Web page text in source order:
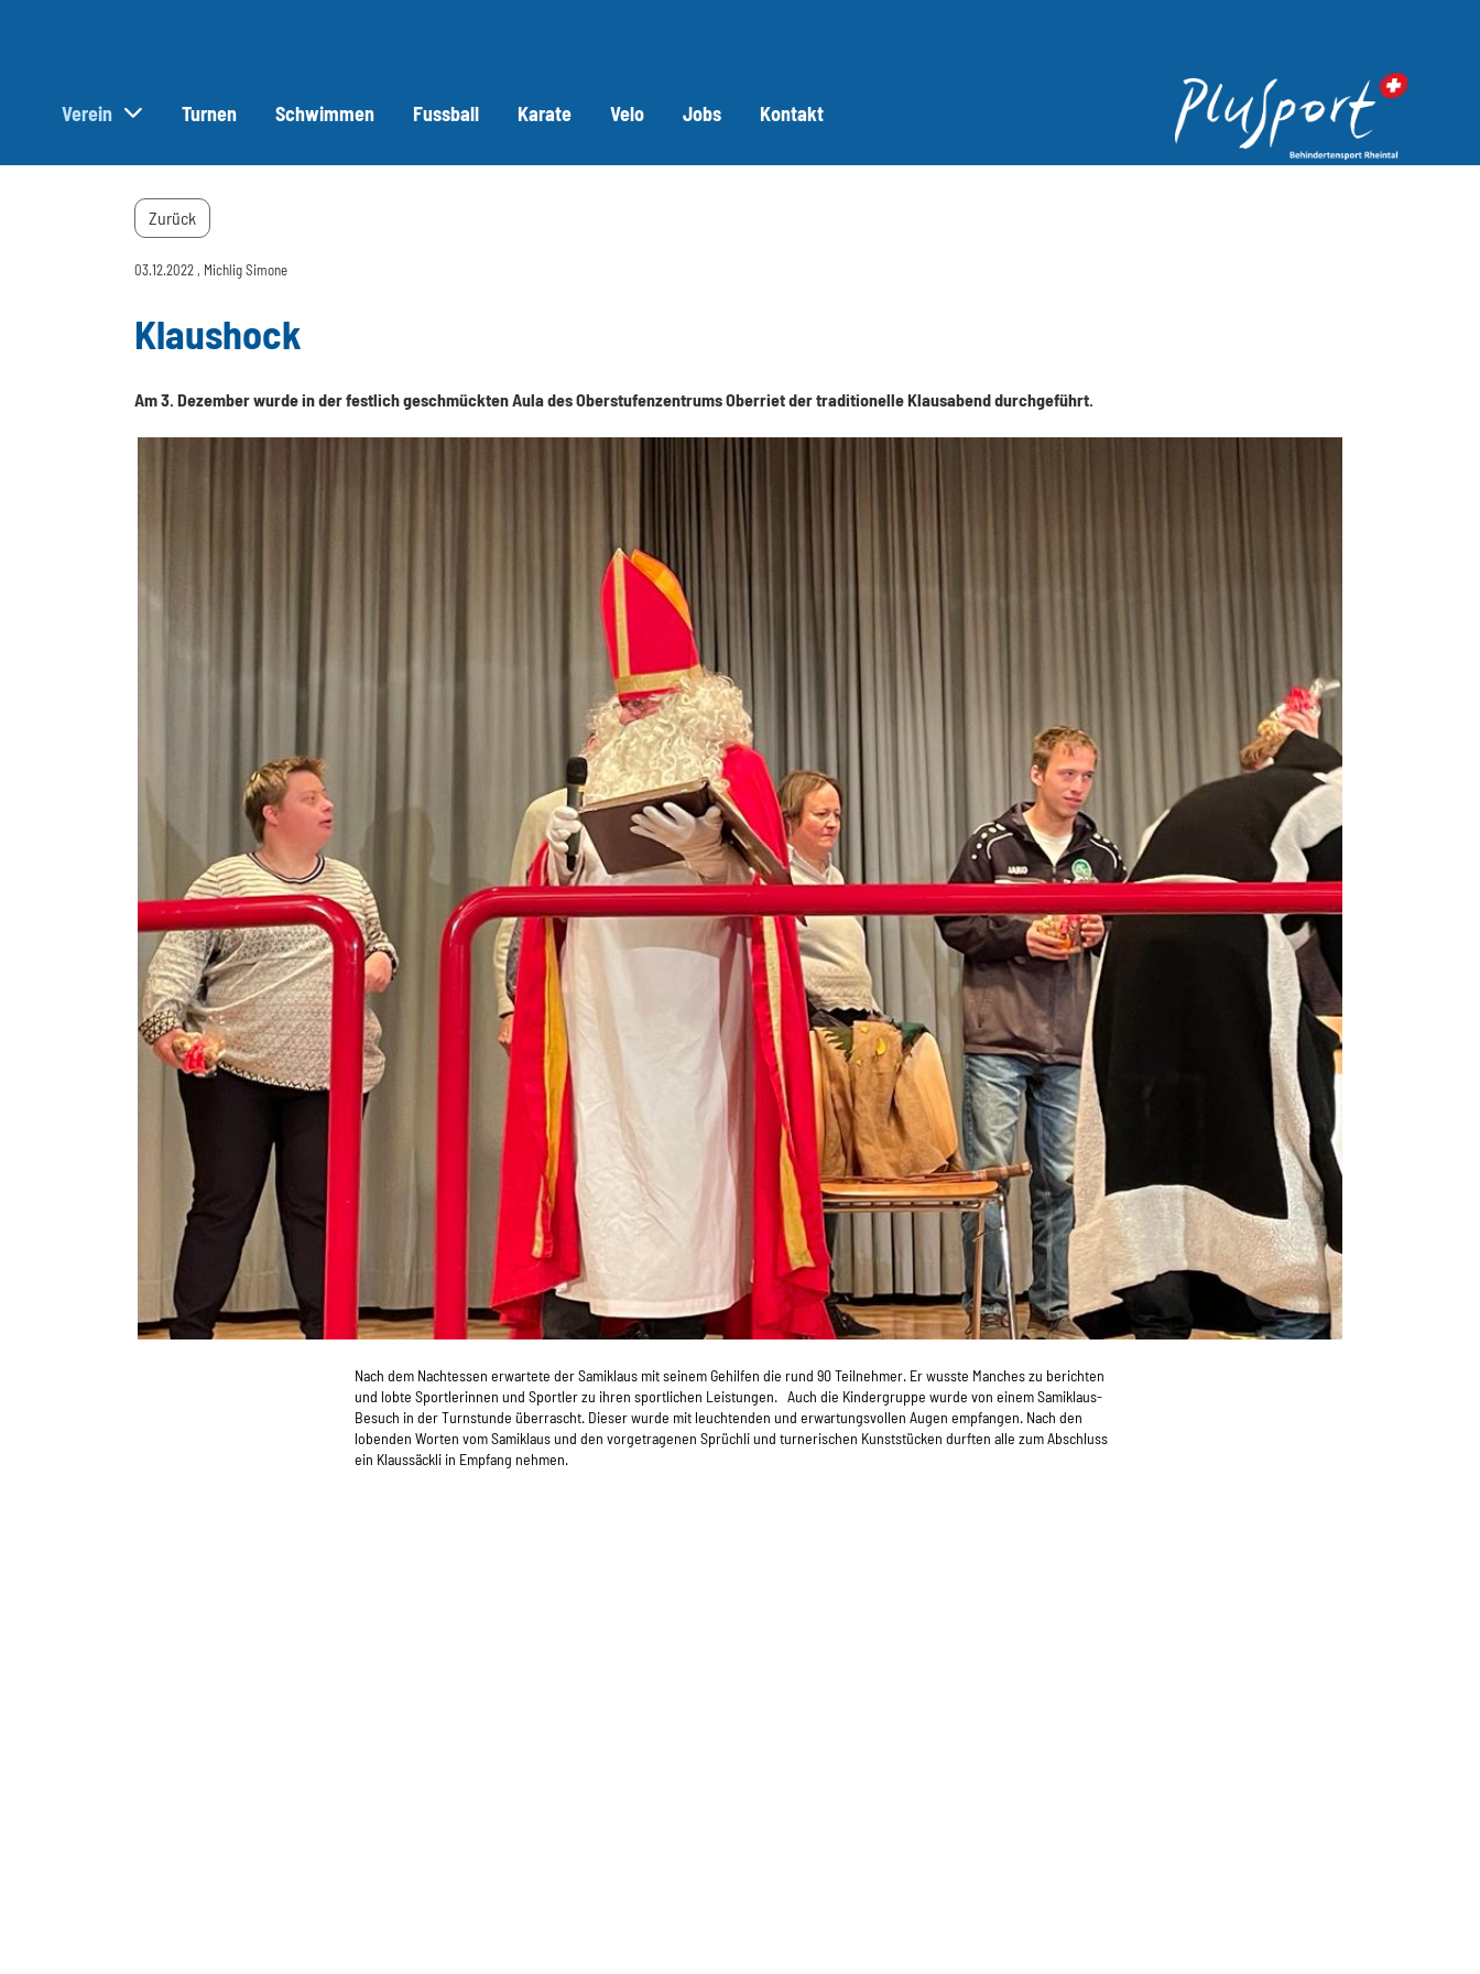
Verein Turnen Schwimmen Fussball Karate Velo Jobs Kontakt
Zurück
03.12.2022 , Michlig Simone
Klaushock
Am 3. Dezember wurde in der festlich geschmückten Aula des Oberstufenzentrums Oberriet der traditionelle Klausabend durchgeführt.
Nach dem Nachtessen erwartete der Samiklaus mit seinem Gehilfen die rund 90 Teilnehmer. Er wusste Manches zu berichten
und lobte Sportlerinnen und Sportler zu ihren sportlichen Leistungen. Auch die Kindergruppe wurde von einem Samiklaus-
Besuch in der Turnstunde überrascht. Dieser wurde mit leuchtenden und erwartungsvollen Augen empfangen. Nach den
lobenden Worten vom Samiklaus und den vorgetragenen Sprüchli und turnerischen Kunststücken durften alle zum Abschluss
ein Klaussäckli in Empfang nehmen.